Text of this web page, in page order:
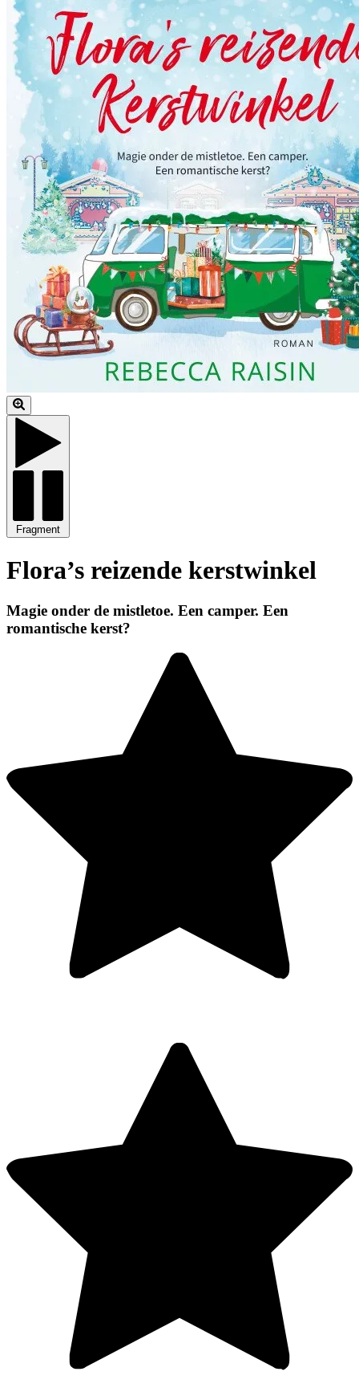
Fragment
Flora’s reizende kerstwinkel
Magie onder de mistletoe. Een camper. Een
romantische kerst?